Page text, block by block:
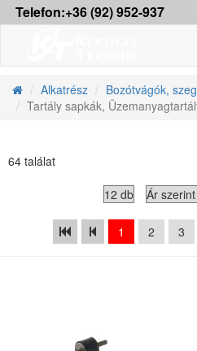
Telefon:+36 (92) 952-937
Alkatrész
Bozótvágók,
Tartály sapkák,
64 találat
1 2 3